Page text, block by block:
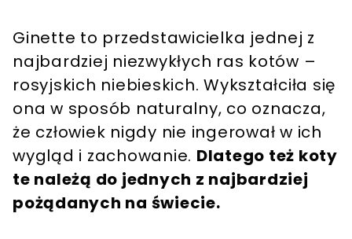
Ginette to przedstawicielka jednej z
najbardziej niezwykłych ras kotów –
rosyjskich niebieskich. Wykształciła się
ona w sposób naturalny, co oznacza,
że człowiek nigdy nie ingerował w ich
wygląd i zachowanie. Dlatego też koty
te należą do jednych z najbardziej
pożądanych na świecie.